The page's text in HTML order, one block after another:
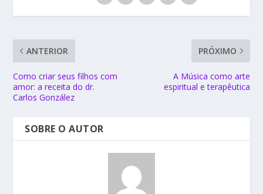
ANTERIOR
Como criar seus filhos com
amor: a receita do dr.
Carlos González
PRÓXIMO
A Música como arte
espiritual e terapêutica
SOBRE O AUTOR